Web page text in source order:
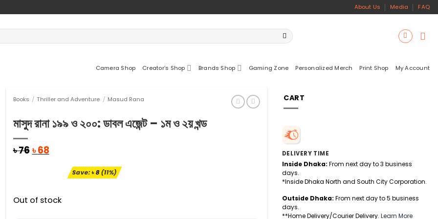
About Us Media FAQ
Camera Shop Creator’s Shop Brands Shop Gaming Zone Personalized Merch Print Shop My Account
Books / Thriller and Adventure / Masud Rana
মাসুদ রানা ১৯৯ ও ২০০: ডাবল এজেন্ট – ১ম ও ২য় খন্ড
৳76Original
৳68Current
৳ 68. Save:৳8(11%)
Out of stock
CART
DELIVERY TIME
Inside Dhaka: From next day to 3 business
days.
*Inside Dhaka North and South City Corporation.
Outside Dhaka: From next day to 5 business
days.
**Home Delivery/Courier Delivery. Learn More